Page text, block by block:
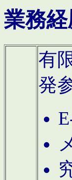
業務
有
発